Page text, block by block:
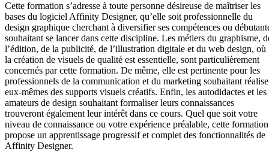
Cette formation s’adresse à toute personne désireuse de maîtriser les
bases du logiciel Affinity Designer, qu’elle soit professionnelle du
design graphique cherchant à diversifier ses compétences ou
souhaitant se lancer dans cette discipline. Les métiers du graphisme,
l’édition, de la publicité, de l’illustration digitale et du web design, où
la création de visuels de qualité est essentielle, sont particulièrement
concernés par cette formation. De même, elle est pertinente pour les
professionnels de la communication et du marketing souhaitant
eux-mêmes des supports visuels créatifs. Enfin, les autodidactes et les
amateurs de design souhaitant formaliser leurs connaissances
trouveront également leur intérêt dans ce cours. Quel que soit votre
niveau de connaissance ou votre expérience préalable, cette formation
propose un apprentissage progressif et complet des fonctionnalités de
Affinity Designer.